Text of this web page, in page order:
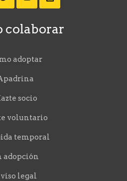
colaborar
adoptar
socio
voluntario
temporal
adopción
legal